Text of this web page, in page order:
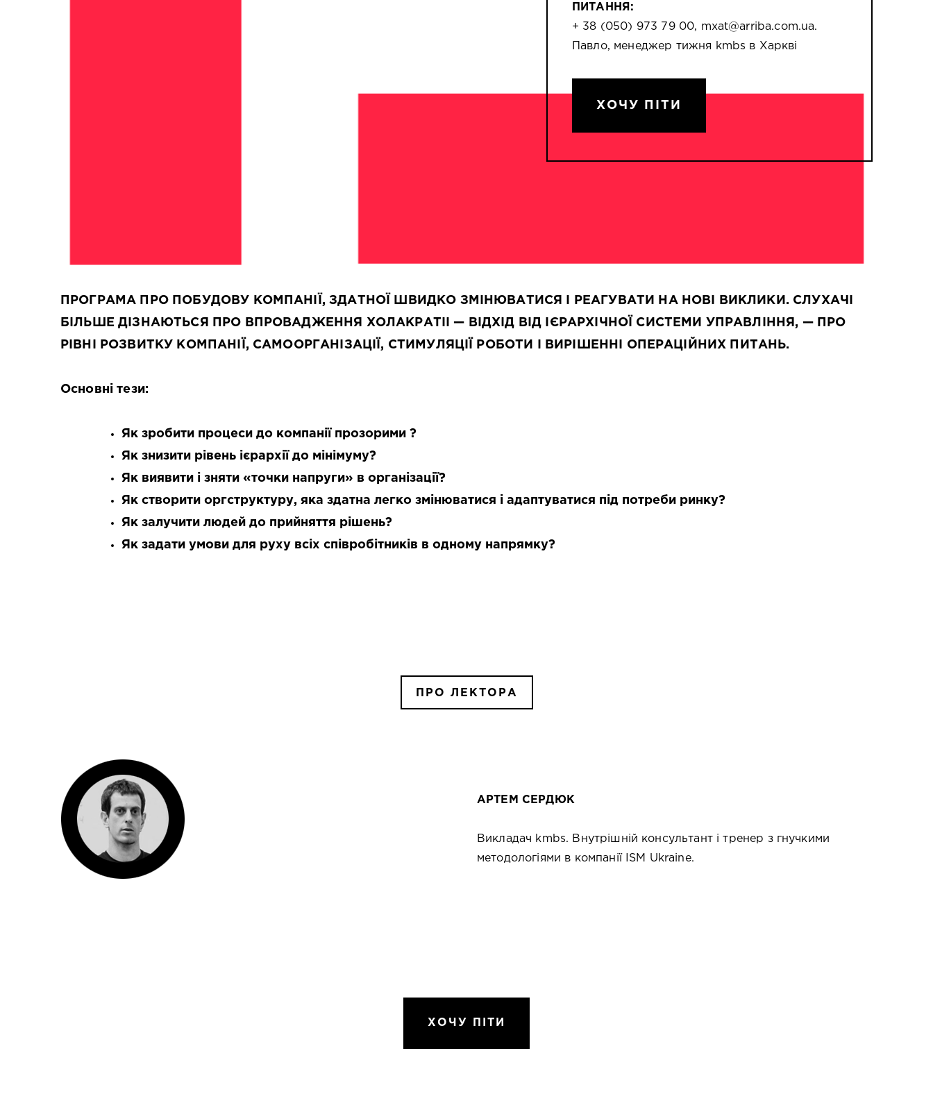
ПИТАННЯ:
+ 38 (050) 973 79 00, mxat@arriba.com.ua.
Павло, менеджер тижня kmbs в Харквi
ХОЧУ ПIТИ
ПРОГРАМА ПРО ПОБУДОВУ КОМПАНІЇ, ЗДАТНОЇ ШВИДКО ЗМІНЮВАТИСЯ І РЕАГУВАТИ НА НОВІ ВИКЛИКИ. СЛУХАЧІ
БІЛЬШЕ ДІЗНАЮТЬСЯ ПРО ВПРОВАДЖЕННЯ ХОЛАКРАТІІ — ВІДХІД ВІД ІЄРАРХІЧНОЇ СИСТЕМИ УПРАВЛІННЯ, — ПРО
РІВНІ РОЗВИТКУ КОМПАНІЇ, САМООРГАНІЗАЦІЇ, СТИМУЛЯЦІЇ РОБОТИ І ВИРІШЕННІ ОПЕРАЦІЙНИХ ПИТАНЬ.
Основні тези:
Як зробити процеси до компанії прозорими ?
Як знизити рівень ієрархії до мінімуму?
Як виявити і зняти «точки напруги» в організації?
Як створити оргструктуру, яка здатна легко змінюватися і адаптуватися під потреби ринку?
Як залучити людей до прийняття рішень?
Як задати умови для руху всіх співробітників в одному напрямку?
ПРО ЛЕКТОРА
АРТЕМ СЕРДЮК
Викладач kmbs. Внутрішній консультант і тренер з гнучкими
методологіями в компанії ISM Ukraine.
ХОЧУ ПIТИ